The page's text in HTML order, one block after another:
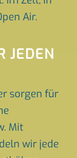
Air.
JEDEN
sorgen für
Mit
wir jede